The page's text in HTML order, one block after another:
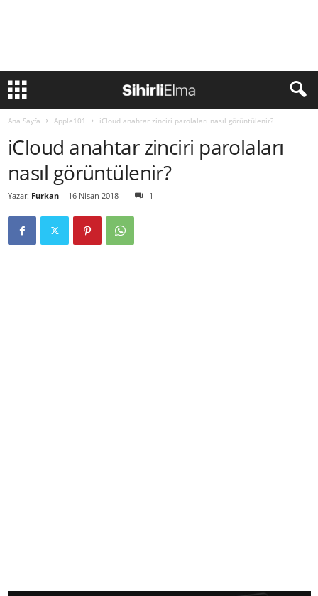
Ana Sayfa Apple101 iCloud anahtar zinciri parolaları nasıl görüntülenir?
iCloud anahtar zinciri parolaları
nasıl görüntülenir?
Yazar: Furkan - 16 Nisan 2018 1